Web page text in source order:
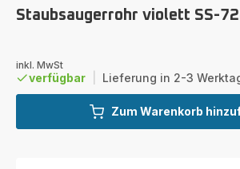
Staubsaugerrohr violett SS-
inkl. MwSt
verfügbar Lieferung in 2-3
Zum Warenkorb